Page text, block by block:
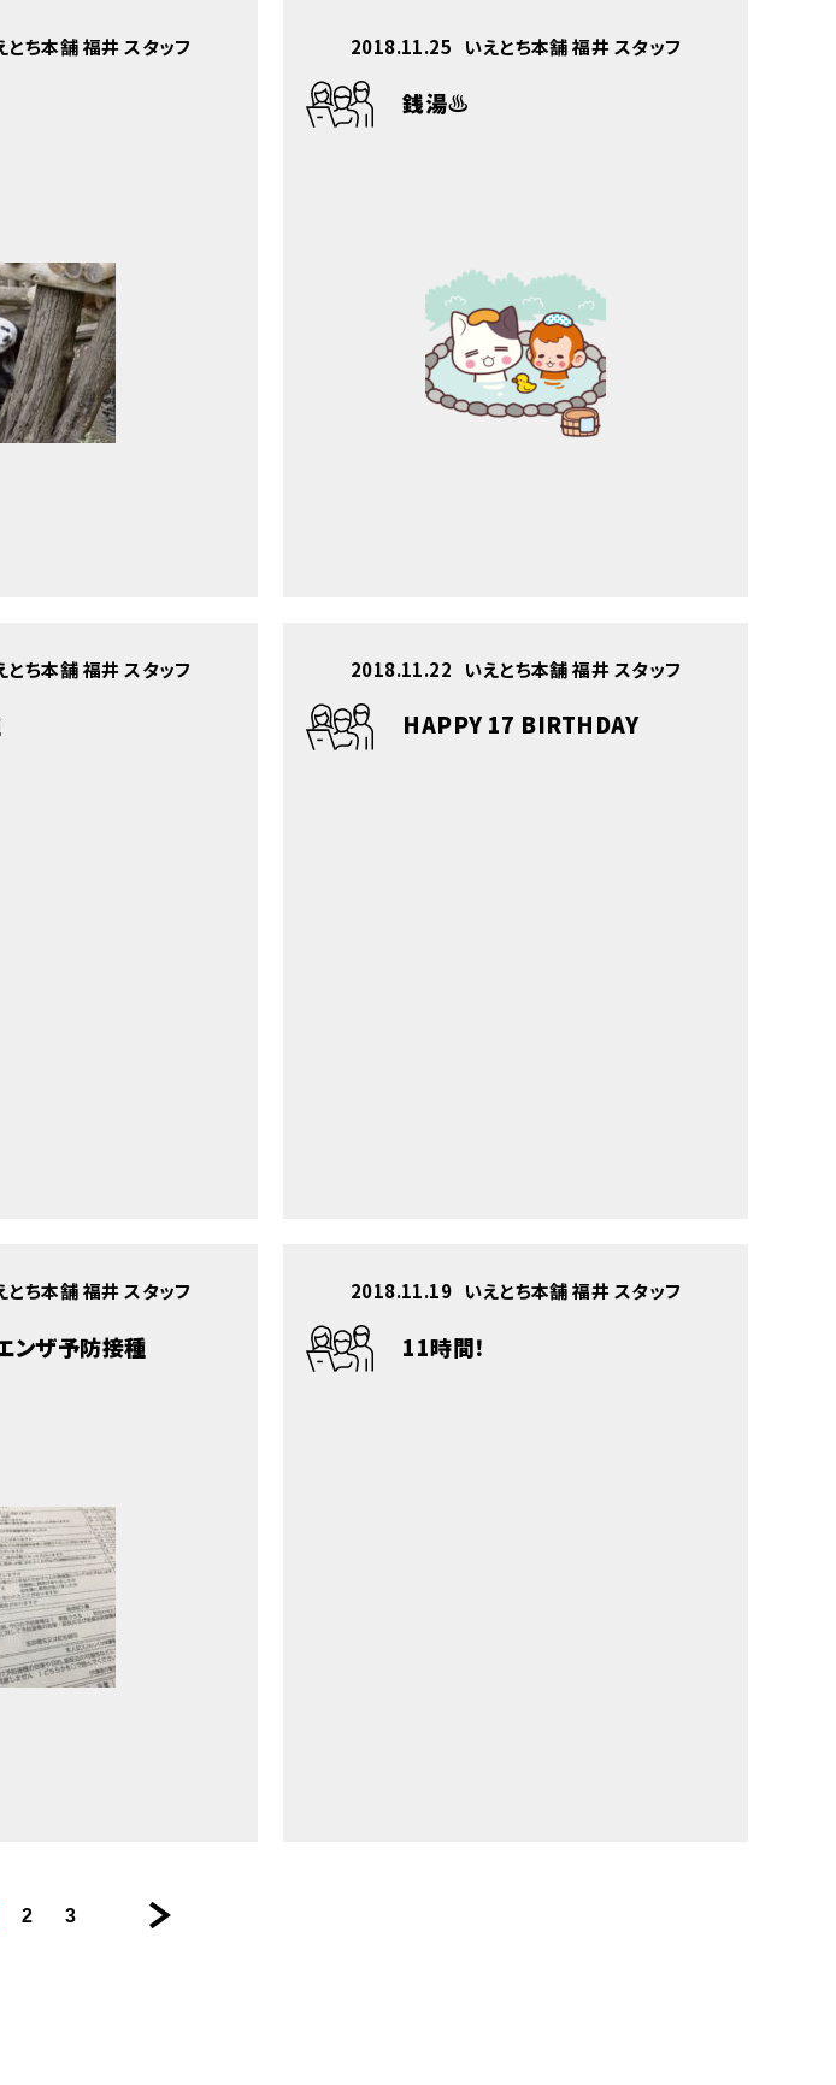
とち本舗 福井 スタッフ 2018.11.25 いえとち本舗 福井 スタッフ
銭湯♨
とち本舗 福井 スタッフ 2018.11.22 いえとち本舗 福井 スタッフ
HAPPY 17 BIRTHDAY
とち本舗 福井 スタッフ
ンザ予防接種
2018.11.19 いえとち本舗 福井 スタッフ
11時間！
2 3
次